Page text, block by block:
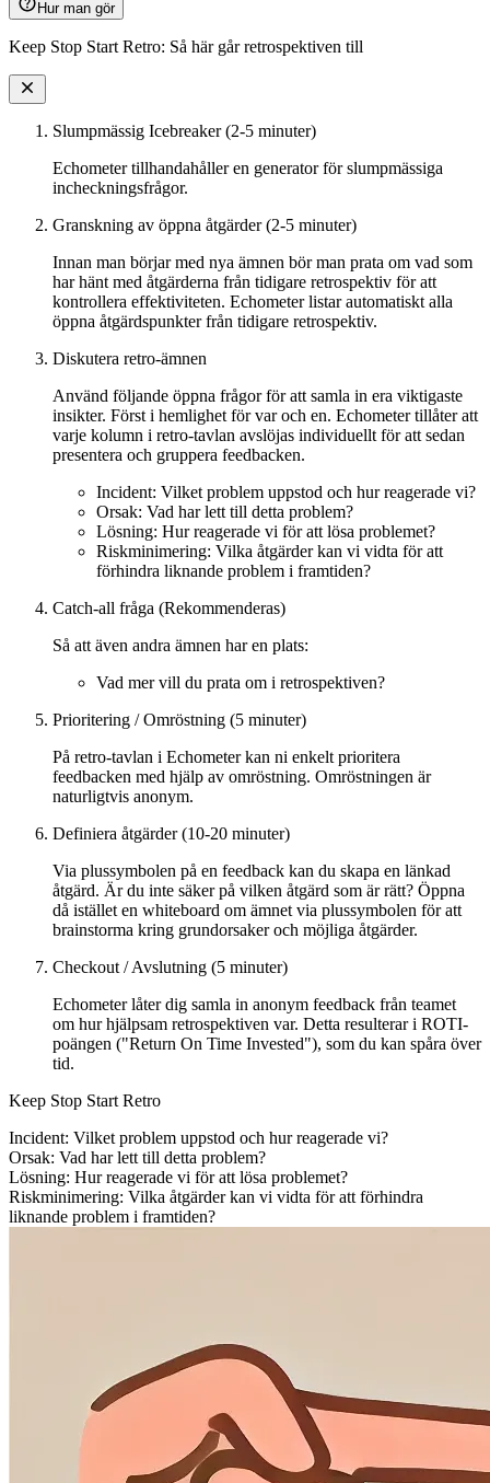
Hur man gör
Keep Stop Start Retro: Så här går retrospektiven till
Slumpmässig Icebreaker (2-5 minuter)
Echometer tillhandahåller en generator för slumpmässiga
incheckningsfrågor.
Granskning av öppna åtgärder (2-5 minuter)
Innan man börjar med nya ämnen bör man prata om vad som
har hänt med åtgärderna från tidigare retrospektiv för att
kontrollera effektiviteten. Echometer listar automatiskt alla
öppna åtgärdspunkter från tidigare retrospektiv.
Diskutera retro-ämnen
Använd följande öppna frågor för att samla in era viktigaste
insikter. Först i hemlighet för var och en. Echometer tillåter att
varje kolumn i retro-tavlan avslöjas individuellt för att sedan
presentera och gruppera feedbacken.
Incident: Vilket problem uppstod och hur reagerade vi?
Orsak: Vad har lett till detta problem?
Lösning: Hur reagerade vi för att lösa problemet?
Riskminimering: Vilka åtgärder kan vi vidta för att
förhindra liknande problem i framtiden?
Catch-all fråga (Rekommenderas)
Så att även andra ämnen har en plats:
Vad mer vill du prata om i retrospektiven?
Prioritering / Omröstning (5 minuter)
På retro-tavlan i Echometer kan ni enkelt prioritera
feedbacken med hjälp av omröstning. Omröstningen är
naturligtvis anonym.
Definiera åtgärder (10-20 minuter)
Via plussymbolen på en feedback kan du skapa en länkad
åtgärd. Är du inte säker på vilken åtgärd som är rätt? Öppna
då istället en whiteboard om ämnet via plussymbolen för att
brainstorma kring grundorsaker och möjliga åtgärder.
Checkout / Avslutning (5 minuter)
Echometer låter dig samla in anonym feedback från teamet
om hur hjälpsam retrospektiven var. Detta resulterar i ROTI-
poängen ("Return On Time Invested"), som du kan spåra över
tid.
Keep Stop Start Retro
Incident: Vilket problem uppstod och hur reagerade vi?
Orsak: Vad har lett till detta problem?
Lösning: Hur reagerade vi för att lösa problemet?
Riskminimering: Vilka åtgärder kan vi vidta för att förhindra
liknande problem i framtiden?